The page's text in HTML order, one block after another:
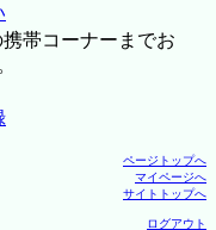
帯コーナーまでお
ページトップへ
マイページへ
サイトトップへ
ログアウト